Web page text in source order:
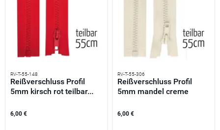
RV-T-55-148
Reißverschluss Profil
5mm kirsch rot teilbar...
6,00 €
RV-T-55-306
Reißverschluss Profil
5mm mandel creme
6,00 €